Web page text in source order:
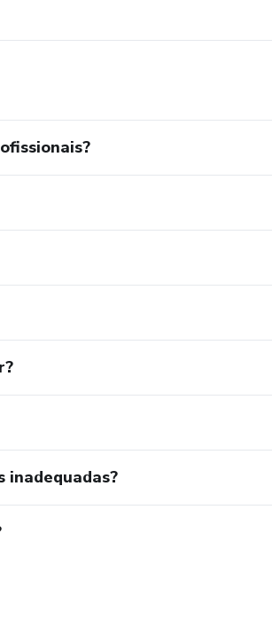
inadequadas?